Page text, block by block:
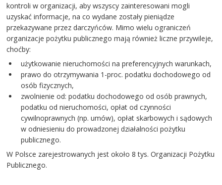
kontroli w organizacji, aby wszyscy zainteresowani mogli
uzyskać informacje, na co wydane zostały pieniądze
przekazywane przez darczyńców. Mimo wielu ograniczeń
organizacje pożytku publicznego mają również liczne przywileje,
choćby:
użytkowanie nieruchomości na preferencyjnych warunkach,
prawo do otrzymywania 1-proc. podatku dochodowego od
osób fizycznych,
zwolnienie od: podatku dochodowego od osób prawnych,
podatku od nieruchomości, opłat od czynności
cywilnoprawnych (np. umów), opłat skarbowych i sądowych
w odniesieniu do prowadzonej działalności pożytku
publicznego.
W Polsce zarejestrowanych jest około 8 tys. Organizacji Pożytku
Publicznego.